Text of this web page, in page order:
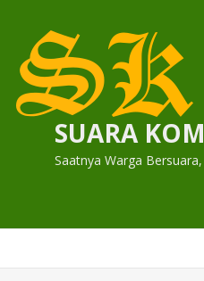
content
SUARA
Saatnya Warga